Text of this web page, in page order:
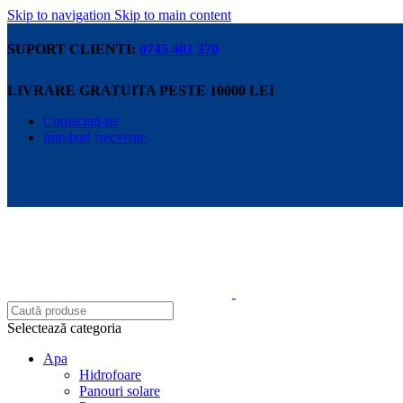
Skip to navigation Skip to main content
SUPORT CLIENTI: 0745 401 370
LIVRARE GRATUITA PESTE 10000 LEI
Contactati-ne
Intrebari frecvente
Selectează categoria
Apa
Hidrofoare
Panouri solare